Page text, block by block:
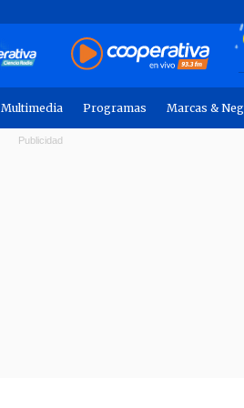
Multimedia Programas Marcas &